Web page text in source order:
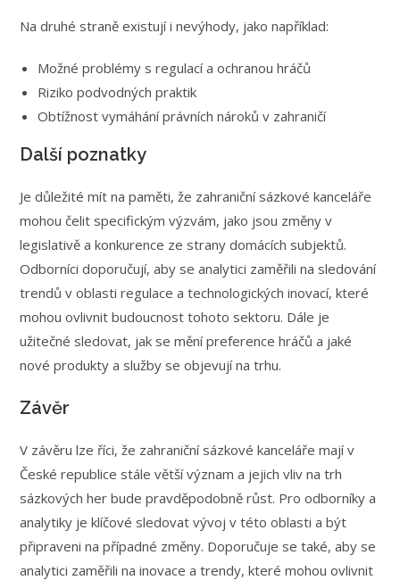
Na druhé straně existují i nevýhody, jako například:
Možné problémy s regulací a ochranou hráčů
Riziko podvodných praktik
Obtížnost vymáhání právních nároků v zahraničí
Další poznatky
Je důležité mít na paměti, že zahraniční sázkové kanceláře
mohou čelit specifickým výzvám, jako jsou změny v
legislativě a konkurence ze strany domácích subjektů.
Odborníci doporučují, aby se analytici zaměřili na sledování
trendů v oblasti regulace a technologických inovací, které
mohou ovlivnit budoucnost tohoto sektoru. Dále je
užitečné sledovat, jak se mění preference hráčů a jaké
nové produkty a služby se objevují na trhu.
Závěr
V závěru lze říci, že zahraniční sázkové kanceláře mají v
České republice stále větší význam a jejich vliv na trh
sázkových her bude pravděpodobně růst. Pro odborníky a
analytiky je klíčové sledovat vývoj v této oblasti a být
připraveni na případné změny. Doporučuje se také, aby se
analytici zaměřili na inovace a trendy, které mohou ovlivnit